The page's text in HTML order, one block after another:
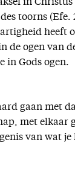
in Christus
toorns (Efe.
heeft
de ogen van
in Gods ogen.
gaan met
met elkaar
van wat je